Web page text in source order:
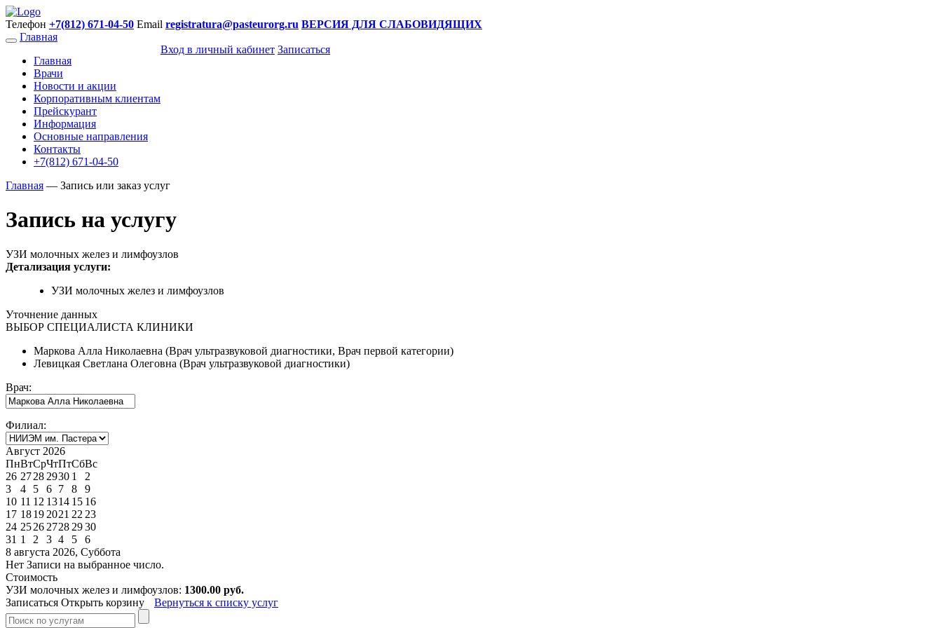
Телефон +7(812) 671-04-50 Email registratura@pasteurorg.ru ВЕРСИЯ ДЛЯ СЛАБОВИДЯЩИХ
Главная
Главная
Врачи
Новости и акции
Корпоративным клиентам
Прейскурант
Информация
Основные направления
Контакты
+7(812) 671-04-50
Вход в личный кабинет Записаться
Главная — Запись или заказ услуг
Запись на услугу
УЗИ молочных желез и лимфоузлов
Детализация услуги:
УЗИ молочных желез и лимфоузлов
Уточнение данных
ВЫБОР СПЕЦИАЛИСТА КЛИНИКИ
Маркова Алла Николаевна (Врач ультразвуковой диагностики, Врач первой категории)
Левицкая Светлана Олеговна (Врач ультразвуковой диагностики)
Врач:
Филиал:
Август 2026
ПнВтСрЧтПтСбВс
26 2728 2930 1
2
3
4 5 6 7 8
9
10 11 12 1314 15 16
17 1819 2021 22 23
24 2526 2728 2930
31 1 2 3 4 5
6
8 августа 2026, Суббота
Нет Записи на выбранное число.
Стоимость
УЗИ молочных желез и лимфоузлов: 1300.00 руб.
Записаться Открыть корзину Вернуться к списку услуг